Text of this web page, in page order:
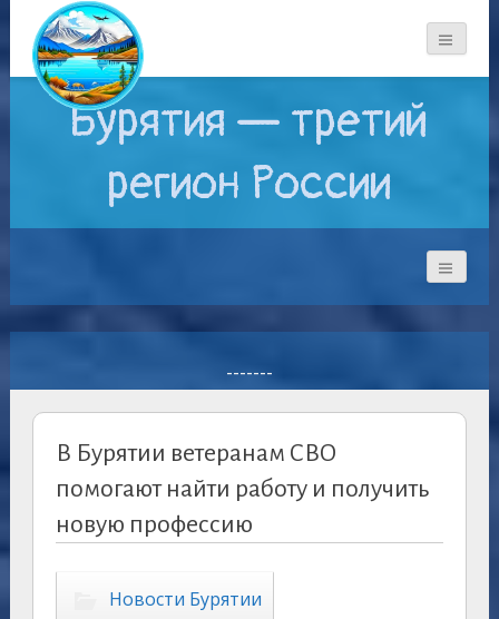
Бурятия — третий
регион России
-------
В Бурятии ветеранам СВО
помогают найти работу и получить
новую профессию
Новости Бурятии